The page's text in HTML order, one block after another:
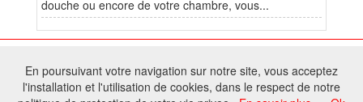
douche ou encore de votre chambre, vous...
FontAwesome
Tous droits réservés - Toute reproduction du contenu de ce site, même
En poursuivant votre navigation sur notre site, vous acceptez
l'installation et l'utilisation de cookies, dans le respect de notre